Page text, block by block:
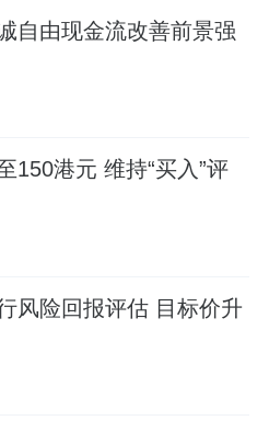
自由现金流改善前景强
150港元 维持“买入”评
风险回报评估 目标价升